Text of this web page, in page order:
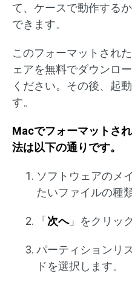
て、ケースで動作する
できます。
このフォーマットされ
ェアを無料でダウンロ
ください。その後、起
す。
Macでフォーマットさ
法は以下の通りです。
ソフトウェアのメ
たいファイルの種
「次へ」をクリッ
パーティションリ
ドを選択します。